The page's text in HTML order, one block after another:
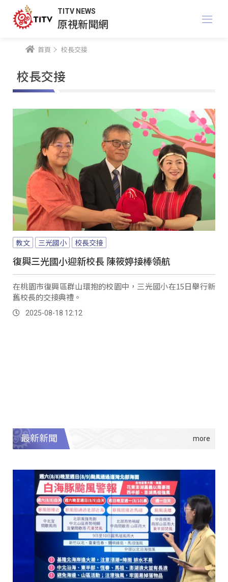
TITV NEWS
原視新聞網
首頁 校長交接
校長交接
教文 三光國小 校長交接
復興三光國小迎新校長 陳筱婷接棒領航
在桃園市復興區群山環抱的校園中，三光國小在15日舉行新
舊校長的交接典禮。
2025-08-18 12:12
最新新聞